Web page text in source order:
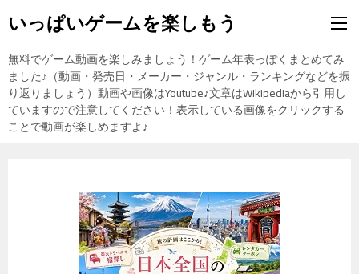
いっぱいゲームを楽しもう
無料でゲーム動画を楽しみましょう！ゲーム年表っぽくまとめてみ
ました♪（動画・発売日・メーカー・ジャンル・ランキングなどを振
り返りましょう）動画や画像はYoutube♪文章はWikipediaから引用し
ていますので注意してください！表示している画像をクリックする
ことで動画が楽しめますよ♪